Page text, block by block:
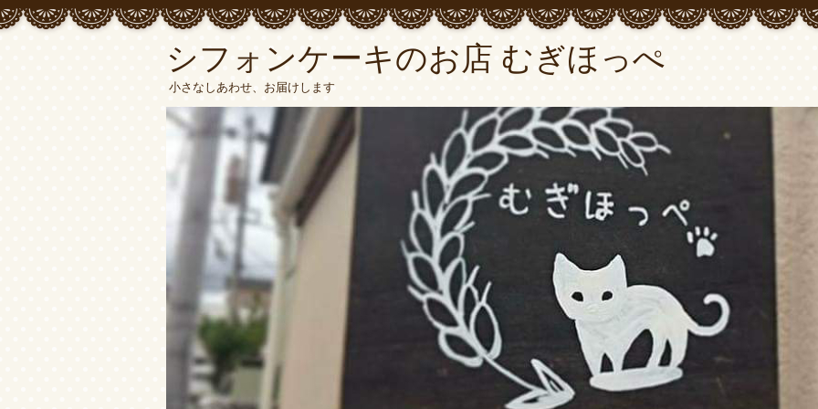
シフォンケーキのお店 むぎほっぺ
小さなしあわせ、お届けします